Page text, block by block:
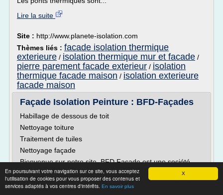
X
En poursuivant votre navigation sur ce site, vous acceptez
l'utilisation de cookies pour vous proposer des contenus et
services adaptés à vos centres d'intérêts. En savoir plus
Lire la suite
Site : http://www.planete-isolation.com
Thèmes liés : facade isolation thermique
exterieure / isolation thermique mur et facade /
pierre parement facade exterieur / isolation
thermique facade maison / isolation exterieure
facade maison
Façade Isolation Peinture : BFD-Façades
Habillage de dessous de toit
Nettoyage toiture
Traitement de tuiles
Nettoyage façade
Bienvenue sur notre site, BFD Façade est une société
spécialisée dans l'isolation par l'extérieur depuis de
nombreuses années ainsi que la restauration et le
ravalement de façade. Professionnels de la rénovation de